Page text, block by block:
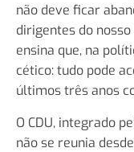
não deve ficar
dirigentes do
ensina que, na
cético: tudo pode
últimos três anos
O CDU, integrado
não se reunia